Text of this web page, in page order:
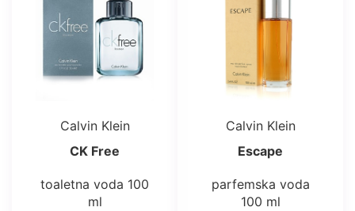
Calvin Klein
CK Free
toaletna voda 100
ml
Calvin Klein
Escape
parfemska voda
100 ml